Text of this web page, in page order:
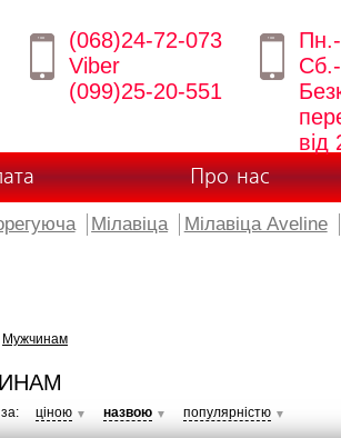
(068)24-72-073
Viber
(099)25-20-551
від
Про нас
Мілавіца Мілавіца Aveline
Мужчинам
ціною ▼ назвою ▼ популярністю ▼